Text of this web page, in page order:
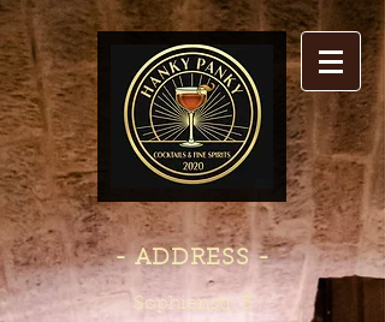
- ADDRESS -
Sophienstr. 3